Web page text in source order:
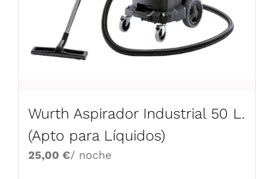
Wurth Aspirador Industrial 50 L.
(Apto para Líquidos)
25,00 €/ noche